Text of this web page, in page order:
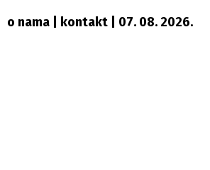
o nama kontakt | 07. 08. 2026.